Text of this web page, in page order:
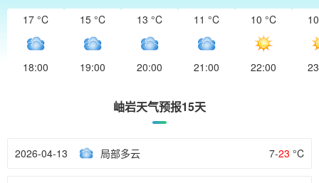
17 °C
18:00
15 °C
19:00
13 °C
20:00
11 °C
21:00
10 °C
22:00
岫岩天气预报15天
2026-04-13 局部多云 7-23 °C